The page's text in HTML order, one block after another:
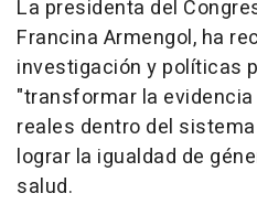
La presidenta del
Francina Armengol, ha
investigación y políticas
"transformar la
reales dentro del
lograr la igualdad de
salud.